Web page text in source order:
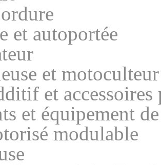
et autoportée
et motoculteur
et
et équipement
modulable